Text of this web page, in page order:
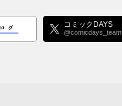
コミックDAYS
@comicdays_team